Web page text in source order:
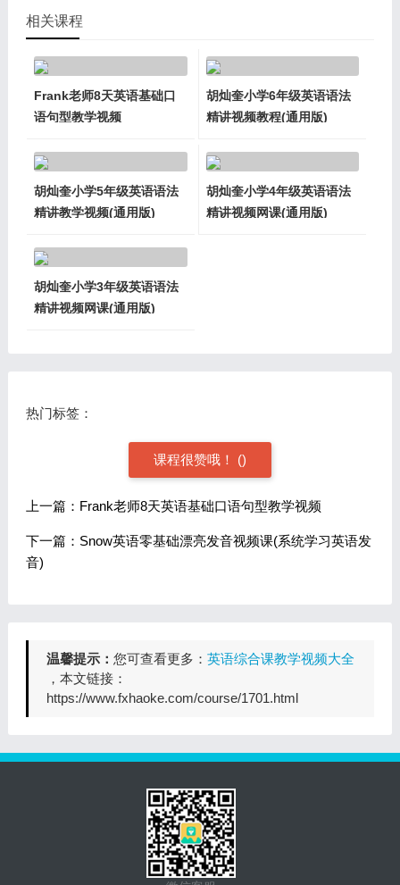
相关课程
Frank老师8天英语基础口
语句型教学视频
胡灿奎小学6年级英语语法
精讲视频教程(通用版)
胡灿奎小学5年级英语语法
精讲教学视频(通用版)
胡灿奎小学4年级英语语法
精讲视频网课(通用版)
胡灿奎小学3年级英语语法
精讲视频网课(通用版)
热门标签：
课程很赞哦！ ()
上一篇：Frank老师8天英语基础口语句型教学视频
下一篇：Snow英语零基础漂亮发音视频课(系统学习英语发
音)
温馨提示： 您可查看更多： 英语综合课教学视频大全
，本文链接：
https://www.fxhaoke.com/course/1701.html